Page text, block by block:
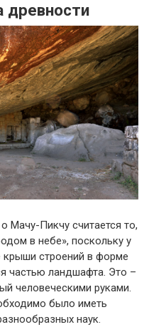
древности
Мачу-Пикчу считается то,
в небе», поскольку у
крыши строений в форме
частью ландшафта. Это –
человеческими руками.
было иметь
наук.